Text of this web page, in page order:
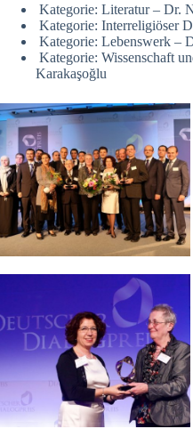
Kategorie: Literatur – Dr.
Kategorie: Interreligiöser
Kategorie: Lebenswerk –
Kategorie: Wissenschaft
Karakaşoğlu